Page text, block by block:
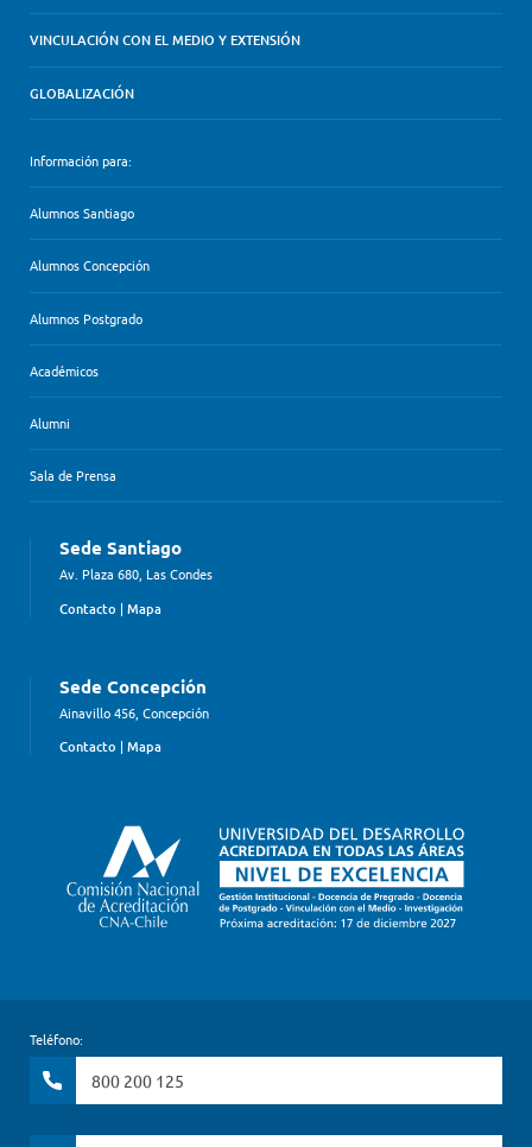
VINCULACIÓN CON EL MEDIO Y EXTENSIÓN
GLOBALIZACIÓN
Información para:
Alumnos Santiago
Alumnos Concepción
Alumnos Postgrado
Académicos
Alumni
Sala de Prensa
Sede Santiago
Av. Plaza 680, Las Condes
Contacto | Mapa
Sede Concepción
Ainavillo 456, Concepción
Contacto | Mapa
Teléfono:
800 200 125